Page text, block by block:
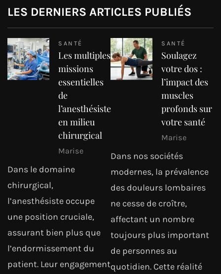
LES DERNIERS ARTICLES PUBLIÉS
SANTÉ
Les multiples
missions
essentielles
de
l’anesthésiste
en milieu
chirurgical
Marise
Dans le domaine
chirurgical,
l’anesthésiste occupe
une position cruciale,
assurant bien plus que
l’endormissement du
patient. Leur engagement
SANTÉ
Soulagez
votre dos :
l’impact des
muscles
profonds sur
votre santé
Marise
Dans nos sociétés
modernes, la prévalence
des douleurs lombaires
ne cesse de croître,
affectant un nombre
toujours plus important
de personnes au
quotidien. Cette réalité